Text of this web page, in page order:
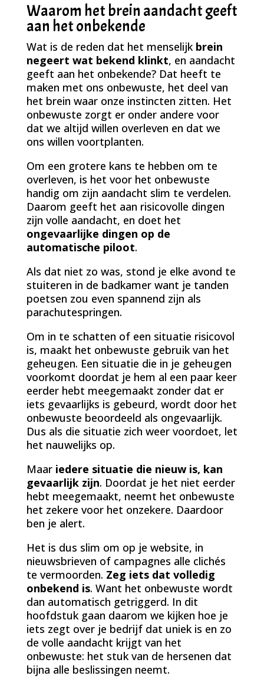
Waarom het brein aandacht geeft
aan het onbekende
Wat is de reden dat het menselijk brein
negeert wat bekend klinkt, en aandacht
geeft aan het onbekende? Dat heeft te
maken met ons onbewuste, het deel van
het brein waar onze instincten zitten. Het
onbewuste zorgt er onder andere voor
dat we altijd willen overleven en dat we
ons willen voortplanten.
Om een grotere kans te hebben om te
overleven, is het voor het onbewuste
handig om zijn aandacht slim te verdelen.
Daarom geeft het aan risicovolle dingen
zijn volle aandacht, en doet het
ongevaarlijke dingen op de
automatische piloot.
Als dat niet zo was, stond je elke avond te
stuiteren in de badkamer want je tanden
poetsen zou even spannend zijn als
parachutespringen.
Om in te schatten of een situatie risicovol
is, maakt het onbewuste gebruik van het
geheugen. Een situatie die in je geheugen
voorkomt doordat je hem al een paar keer
eerder hebt meegemaakt zonder dat er
iets gevaarlijks is gebeurd, wordt door het
onbewuste beoordeeld als ongevaarlijk.
Dus als die situatie zich weer voordoet, let
het nauwelijks op.
Maar iedere situatie die nieuw is, kan
gevaarlijk zijn. Doordat je het niet eerder
hebt meegemaakt, neemt het onbewuste
het zekere voor het onzekere. Daardoor
ben je alert.
Het is dus slim om op je website, in
nieuwsbrieven of campagnes alle clichés
te vermoorden. Zeg iets dat volledig
onbekend is. Want het onbewuste wordt
dan automatisch getriggerd. In dit
hoofdstuk gaan daarom we kijken hoe je
iets zegt over je bedrijf dat uniek is en zo
de volle aandacht krijgt van het
onbewuste: het stuk van de hersenen dat
bijna alle beslissingen neemt.